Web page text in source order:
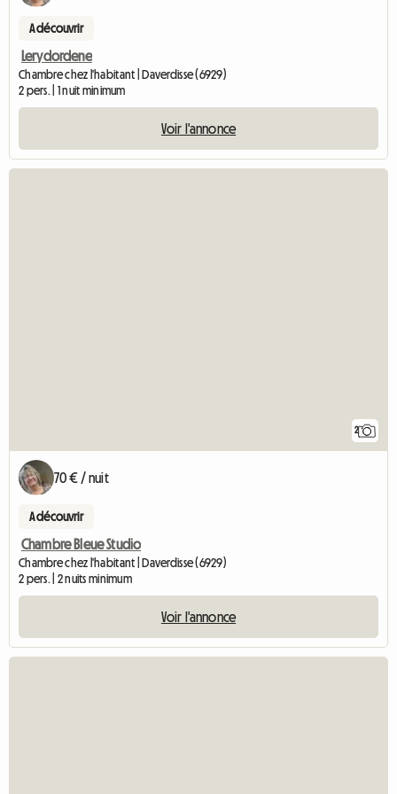
A découvrir
Lerydordene
Chambre chez l'habitant | Daverdisse (6929)
2 pers. | 1 nuit minimum
Voir l'annonce
2
70 € / nuit
A découvrir
Chambre Bleue Studio
Chambre chez l'habitant | Daverdisse (6929)
2 pers. | 2 nuits minimum
Voir l'annonce